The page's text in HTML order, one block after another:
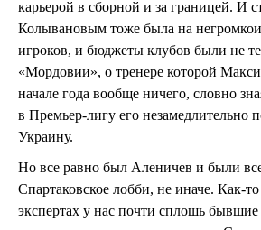
карьерой в сборной и за границей. И
Колывановым тоже была на
игроков, и бюджеты клубов были не
«Мордовии», о тренере которой
начале года вообще ничего, словно
в Премьер-лигу его незамедлительно
Украину.
Но все равно был Аленичев и были
Спартаковское лобби, не иначе. Как-
экспертах у нас почти сплошь